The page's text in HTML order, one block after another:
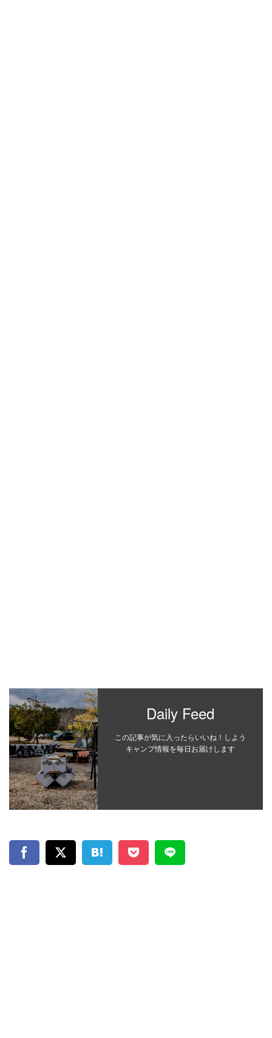
Daily Feed
この記事が気に入ったらいいね！しよう
キャンプ情報を毎日お届けします